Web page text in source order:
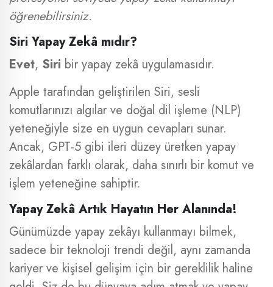
öğrenebilirsiniz.
Siri Yapay Zekâ mıdır?
Evet, Siri bir yapay zekâ uygulamasıdır.
Apple tarafından geliştirilen Siri, sesli
komutlarınızı algılar ve doğal dil işleme (NLP)
yeteneğiyle size en uygun cevapları sunar.
Ancak, GPT-5 gibi ileri düzey üretken yapay
zekâlardan farklı olarak, daha sınırlı bir komut ve
işlem yeteneğine sahiptir.
Yapay Zekâ Artık Hayatın Her Alanında!
Günümüzde yapay zekâyı kullanmayı bilmek,
sadece bir teknoloji trendi değil, aynı zamanda
kariyer ve kişisel gelişim için bir gereklilik haline